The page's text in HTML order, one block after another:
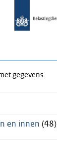
gegevens
en innen (48)